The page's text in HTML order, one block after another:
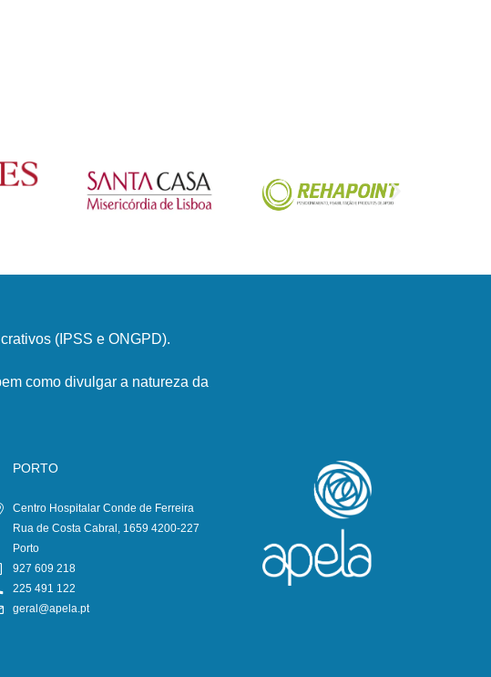
(IPSS e ONGPD).
como divulgar a natureza da
PORTO
Centro Hospitalar Conde de Ferreira
Rua de Costa Cabral, 1659 4200-227
Porto
927 609 218
225 491 122
geral@apela.pt